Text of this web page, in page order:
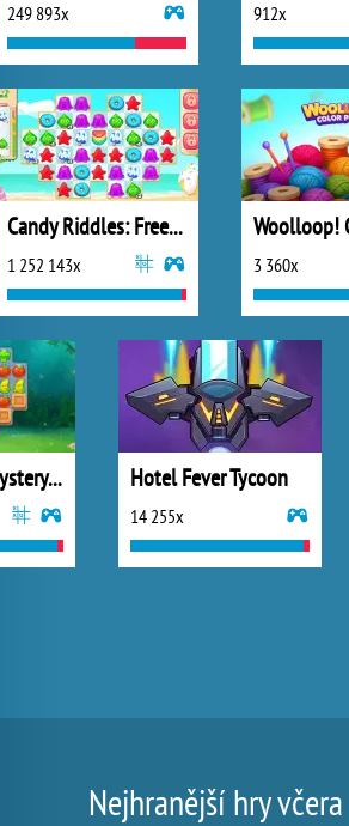
249 893x 912x
Candy Riddles: Free Match 3 Puzzle
1 252 143x 3 360x
Vega Mix 2: Mystery of Island Hotel Fever Tycoon
14 255x
Nejhranější hry včera